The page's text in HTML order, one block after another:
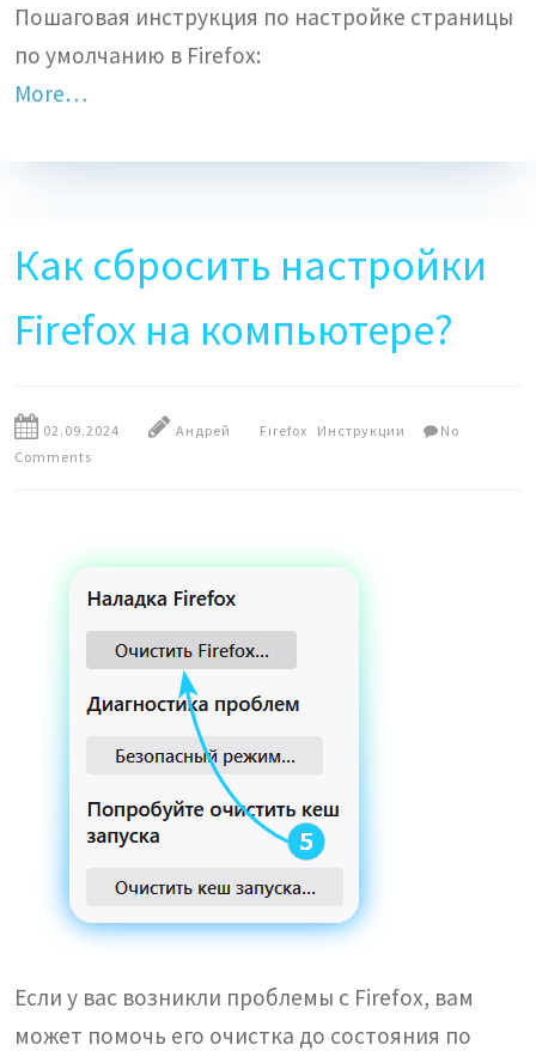
Пошаговая инструкция по настройке страницы
по умолчанию в Firefox:
More…
Как сбросить настройки
Firefox на компьютере?
02.09.2024 Андрей Firefox Инструкции
No
Comments
Если у вас возникли проблемы с Firefox, вам
может помочь его очистка до состояния по